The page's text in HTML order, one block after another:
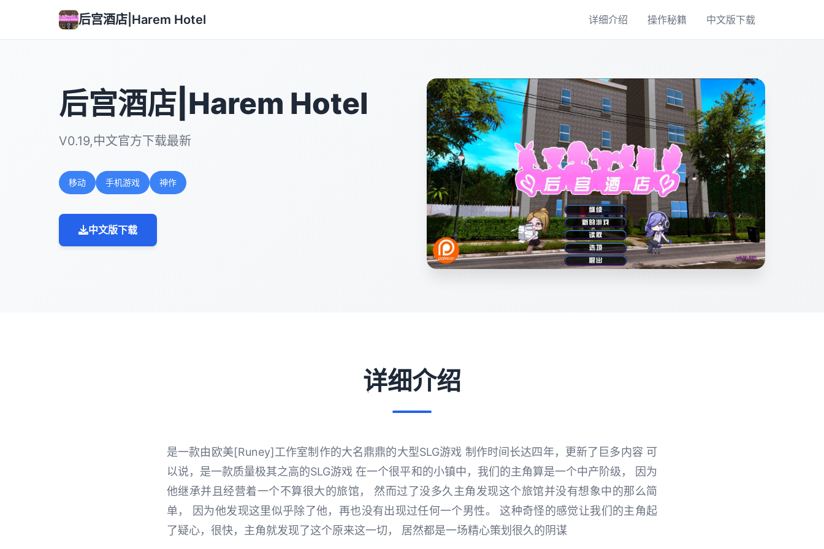
后宫酒店|Harem Hotel 详细介绍 操作秘籍 中文版下载
后宫酒店|Harem Hotel
V0.19,中文官方下载最新
移动 手机游戏 神作
中文版下载
详细介绍
是一款由欧美[Runey]工作室制作的大名鼎鼎的大型SLG游戏 制作时间长达四年，更新了巨多内容 可
以说，是一款质量极其之高的SLG游戏 在一个很平和的小镇中，我们的主角算是一个中产阶级， 因为
他继承并且经营着一个不算很大的旅馆， 然而过了没多久主角发现这个旅馆并没有想象中的那么简
单， 因为他发现这里似乎除了他，再也没有出现过任何一个男性。 这种奇怪的感觉让我们的主角起
了疑心，很快，主角就发现了这个原来这一切， 居然都是一场精心策划很久的阴谋